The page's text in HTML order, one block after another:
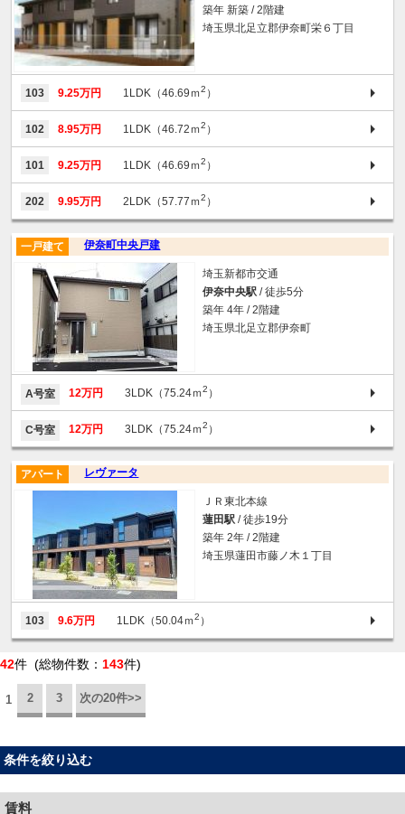
築年 新築 / 2階建
埼玉県北足立郡伊奈町栄６丁目
103 9.25万円 1LDK（46.69ｍ2 ）
102 8.95万円 1LDK（46.72ｍ2 ）
101 9.25万円 1LDK（46.69ｍ2 ）
202 9.95万円 2LDK（57.77ｍ2 ）
伊奈町中央戸建
一戸建て
埼玉新都市交通
伊奈中央駅 / 徒歩5分
築年 4年 / 2階建
埼玉県北足立郡伊奈町
A号室 12万円 3LDK（75.24ｍ2 ）
C号室 12万円 3LDK（75.24ｍ2 ）
レヴァータ
アパート
ＪＲ東北本線
蓮田駅 / 徒歩19分
築年 2年 / 2階建
埼玉県蓮田市藤ノ木１丁目
103 9.6万円 1LDK（50.04ｍ2 ）
42件 (総物件数： 143件)
1 2 3 次の20件>>
条件を絞り込む
賃料